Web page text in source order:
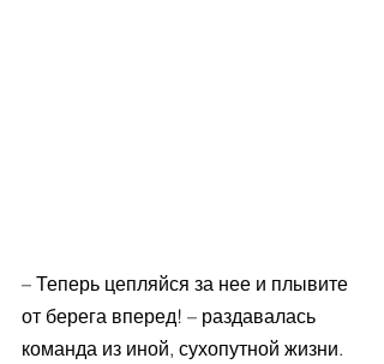
– Теперь цепляйся за нее и плывите
от берега вперед! – раздавалась
команда из иной, сухопутной жизни.